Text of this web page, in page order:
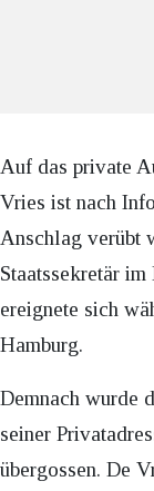
Auf das private
Vries ist nach
Anschlag verübt
Staatssekretär
ereignete sich
Hamburg.
Demnach wurde
seiner
übergossen. De